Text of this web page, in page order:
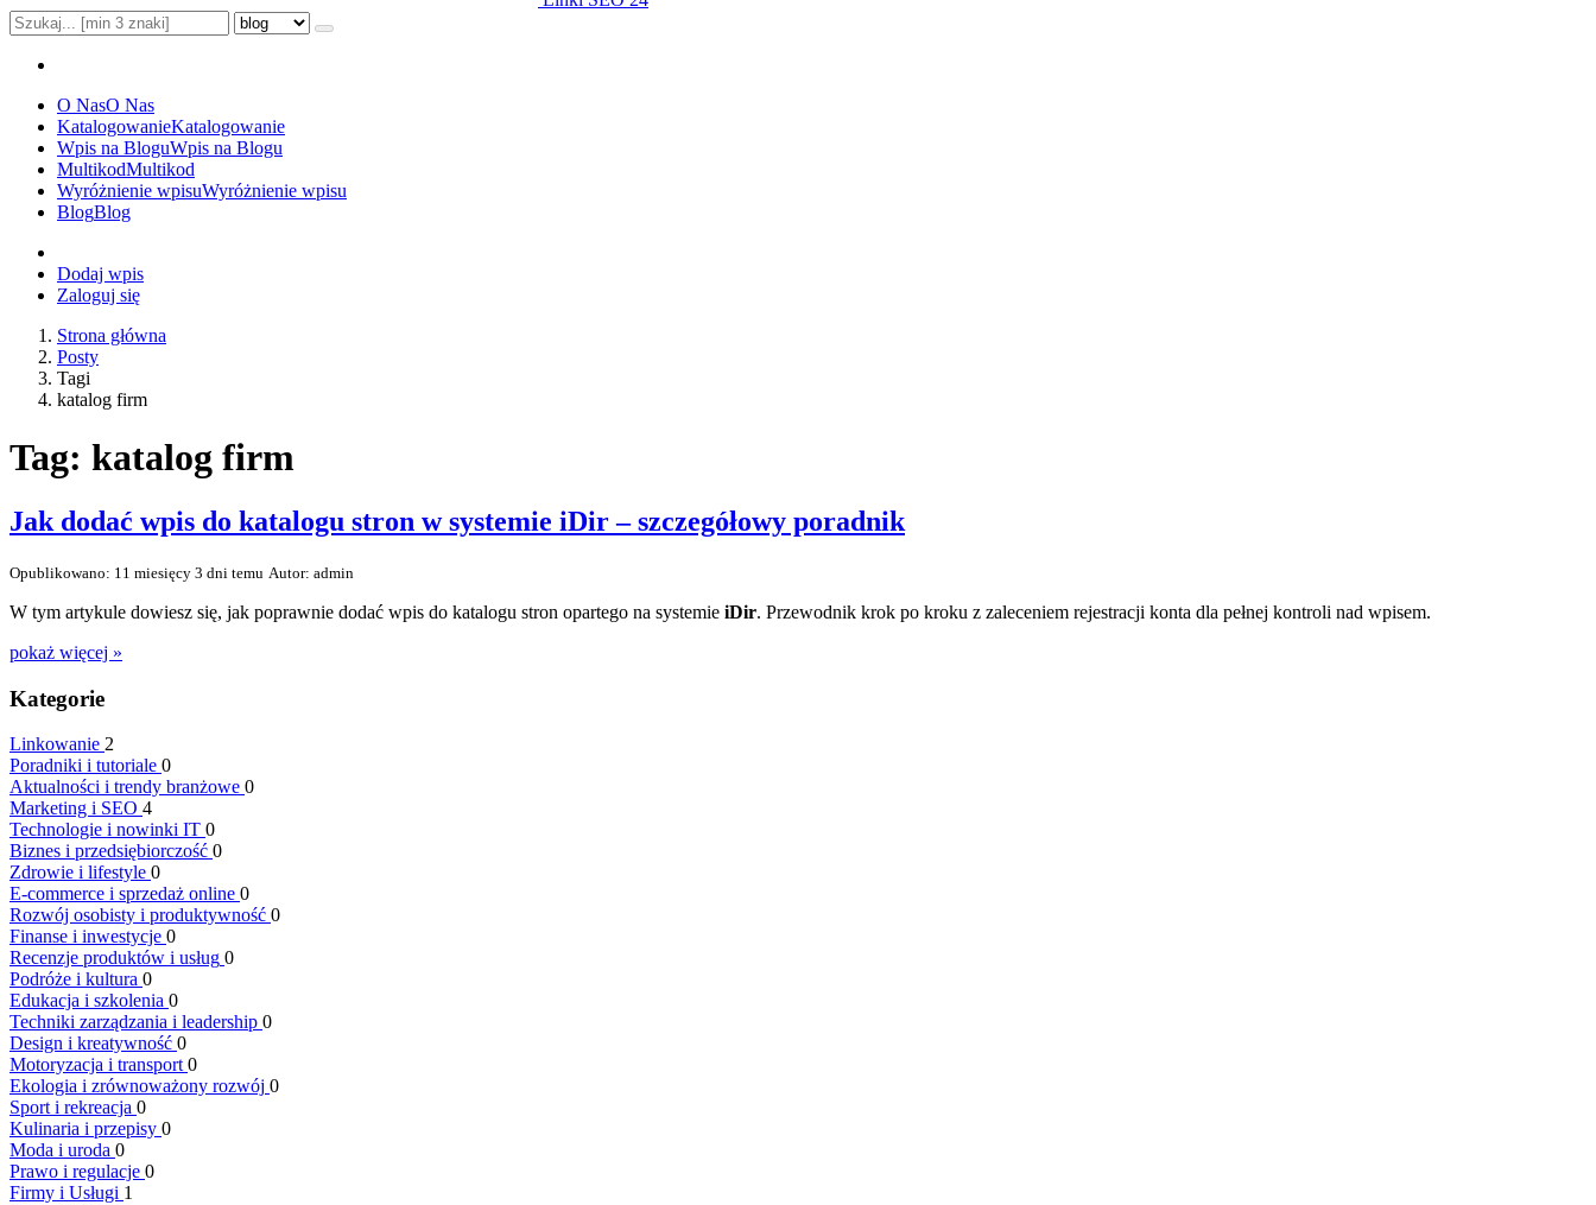
O NasO Nas
KatalogowanieKatalogowanie
Wpis na BloguWpis na Blogu
MultikodMultikod
Wyróżnienie wpisuWyróżnienie wpisu
BlogBlog
Dodaj wpis
Zaloguj się
Strona główna
Posty
Tagi
katalog firm
Tag: katalog firm
Jak dodać wpis do katalogu stron w systemie iDir – szczegółowy poradnik
Opublikowano: 11 miesięcy 3 dni temu Autor: admin
W tym artykule dowiesz się, jak poprawnie dodać wpis do katalogu stron opartego na systemie iDir. Przewodnik krok po kroku z zaleceniem rejestracji konta dla pełnej kontroli nad wpisem.
pokaż więcej »
Kategorie
Linkowanie 2
Poradniki i tutoriale 0
Aktualności i trendy branżowe 0
Marketing i SEO 4
Technologie i nowinki IT 0
Biznes i przedsiębiorczość 0
Zdrowie i lifestyle 0
E-commerce i sprzedaż online 0
Rozwój osobisty i produktywność 0
Finanse i inwestycje 0
Recenzje produktów i usług 0
Podróże i kultura 0
Edukacja i szkolenia 0
Techniki zarządzania i leadership 0
Design i kreatywność 0
Motoryzacja i transport 0
Ekologia i zrównoważony rozwój 0
Sport i rekreacja 0
Kulinaria i przepisy 0
Moda i uroda 0
Prawo i regulacje 0
Firmy i Usługi 1